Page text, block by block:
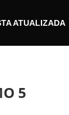
ATUALIZADA
5